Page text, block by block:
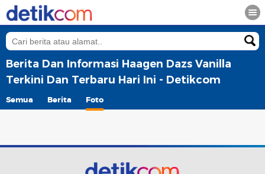
Berita Dan Informasi Haagen Dazs Vanilla
Terkini Dan Terbaru Hari Ini - Detikcom
Semua Berita Foto